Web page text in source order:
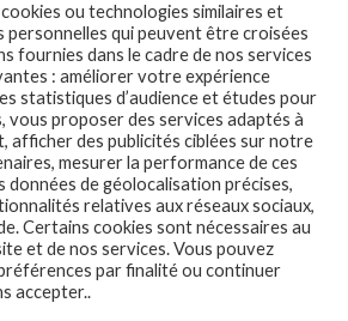
sélectionnés pour révéler l’éclat
et de vos cheveux.
2026Anazwina.
ou technologies similaires et
qui peuvent être croisées
fournies dans le cadre de nos services
: améliorer votre expérience
statistiques d’audience et études pour
proposer des services adaptés à
afficher des publicités ciblées sur notre
mesurer la performance de ces
données de géolocalisation précises,
relatives aux réseaux sociaux,
Certains cookies sont nécessaires au
et de nos services. Vous pouvez
par finalité ou continuer
accepter..